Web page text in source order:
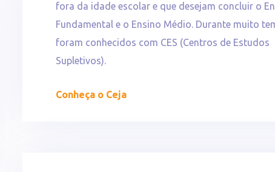
fora da idade escolar e que desejam concluir o
Fundamental e o Ensino Médio. Durante muito
foram conhecidos com CES (Centros de Estudos
Supletivos).
Conheça o Ceja